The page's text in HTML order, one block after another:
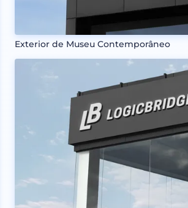
Exterior de Museu Contemporâneo